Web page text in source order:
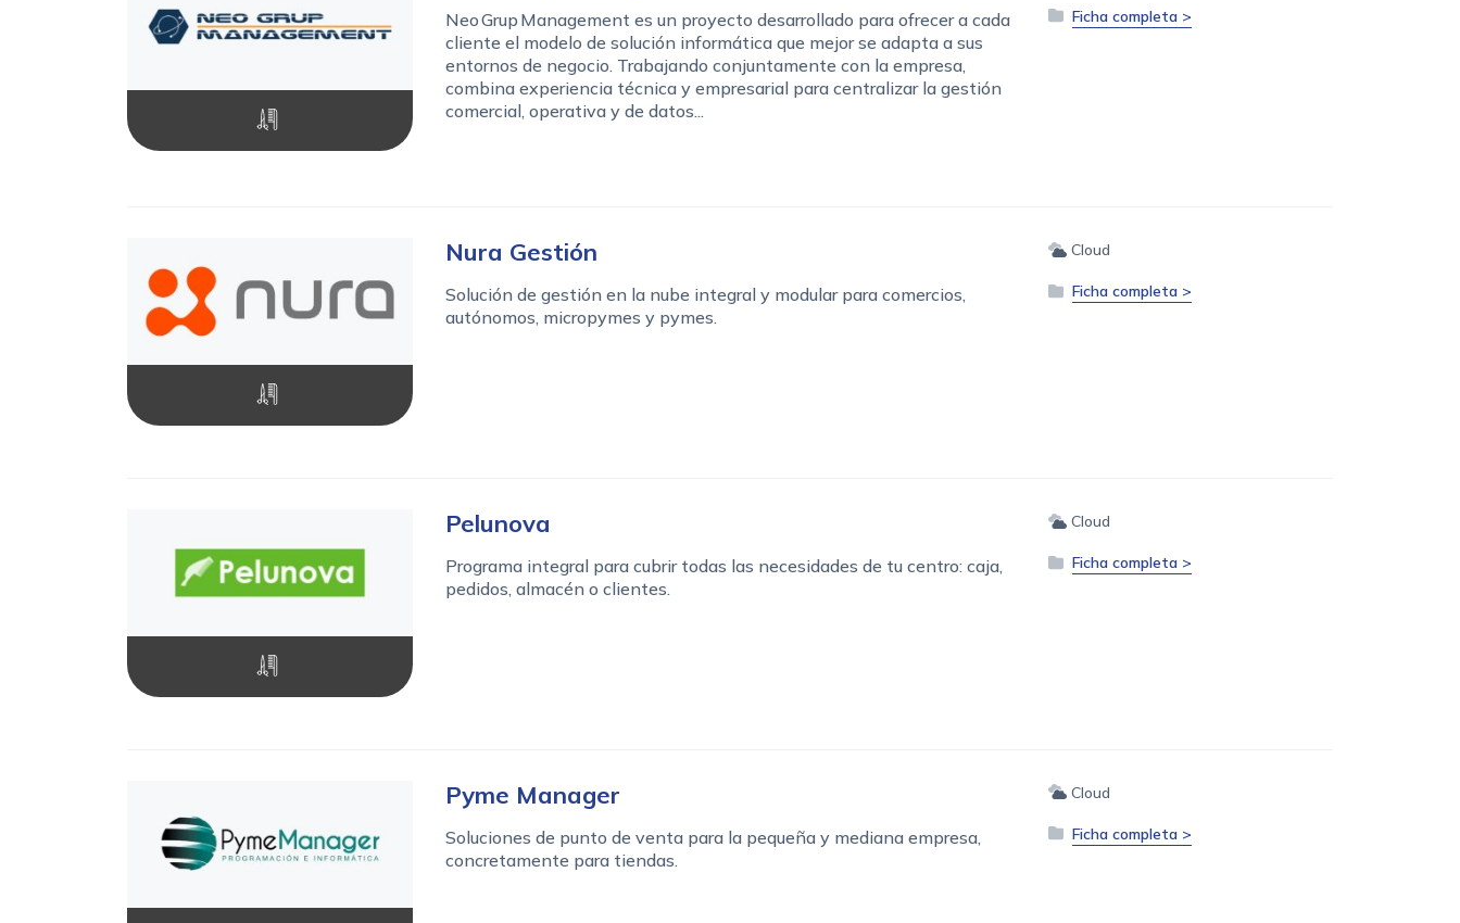
Neo Grup Management es un proyecto desarrollado para ofrecer a cada
cliente el modelo de solución informática que mejor se adapta a sus
entornos de negocio. Trabajando conjuntamente con la empresa,
combina experiencia técnica y empresarial para centralizar la gestión
comercial, operativa y de datos...
Ficha completa >
Nura Gestión
Solución de gestión en la nube integral y modular para comercios,
autónomos, micropymes y pymes.
Cloud
Ficha completa >
Pelunova
Programa integral para cubrir todas las necesidades de tu centro: caja,
pedidos, almacén o clientes.
Cloud
Ficha completa >
Pyme Manager
Soluciones de punto de venta para la pequeña y mediana empresa,
concretamente para tiendas.
Cloud
Ficha completa >